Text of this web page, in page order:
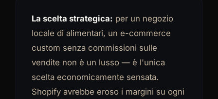
La scelta strategica: per un negozio
locale di alimentari, un e-commerce
custom senza commissioni sulle
vendite non è un lusso — è l'unica
scelta economicamente sensata.
Shopify avrebbe eroso i margini su ogni